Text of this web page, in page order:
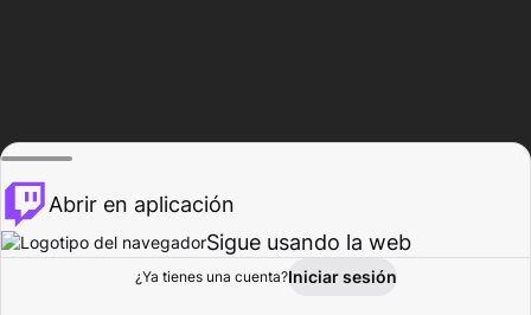
Explorar Actividad
Abrir en aplicación
Sigue usando la web
¿Ya tienes una cuenta?Iniciar sesión